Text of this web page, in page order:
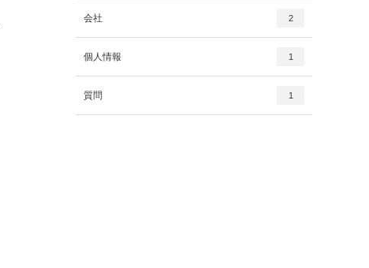
会社 2
個人情報 1
質問 1